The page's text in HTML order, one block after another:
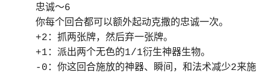
忠诚～6
你每个回合都可以额外起动克撒的忠诚一次。
+2：抓两张牌，然后弃一张牌。
+1：派出两个无色的1/1衍生神器生物。
-0：你这回合施放的神器、瞬间，和法术减少2来施